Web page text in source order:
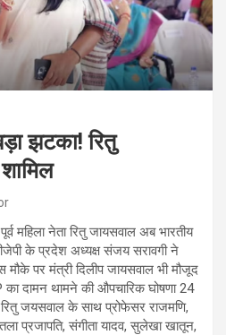
झटका! रितु
महिला नेता रितु जायसवाल अब भारतीय
के प्रदेश अध्यक्ष संजय सरावगी ने
मौके पर मंत्री दिलीप जायसवाल भी मौजूद
दामन थामने की औपचारिक घोषणा 24
जयसवाल के साथ प्रोफेसर राजमणि,
प्रजापति, संगीता यादव, सुलेखा खातून,